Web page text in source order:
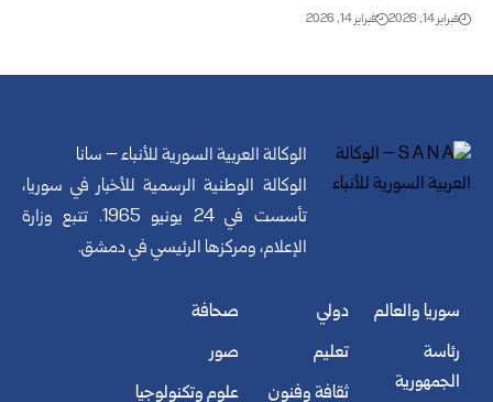
فبراير 14, 2026 فبراير 14, 2026
الوكالة العربية السورية للأنباء – سانا
الوكالة الوطنية الرسمية للأخبار في سوريا،
تأسست في 24 يونيو 1965. تتبع وزارة
الإعلام، ومركزها الرئيسي في دمشق.
سوريا والعالم
رئاسة
الجمهورية
دولي
تعليم
ثقافة وفنون
صحافة
صور
علوم وتكنولوجيا